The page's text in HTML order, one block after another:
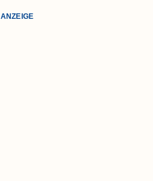
ANZEIGE